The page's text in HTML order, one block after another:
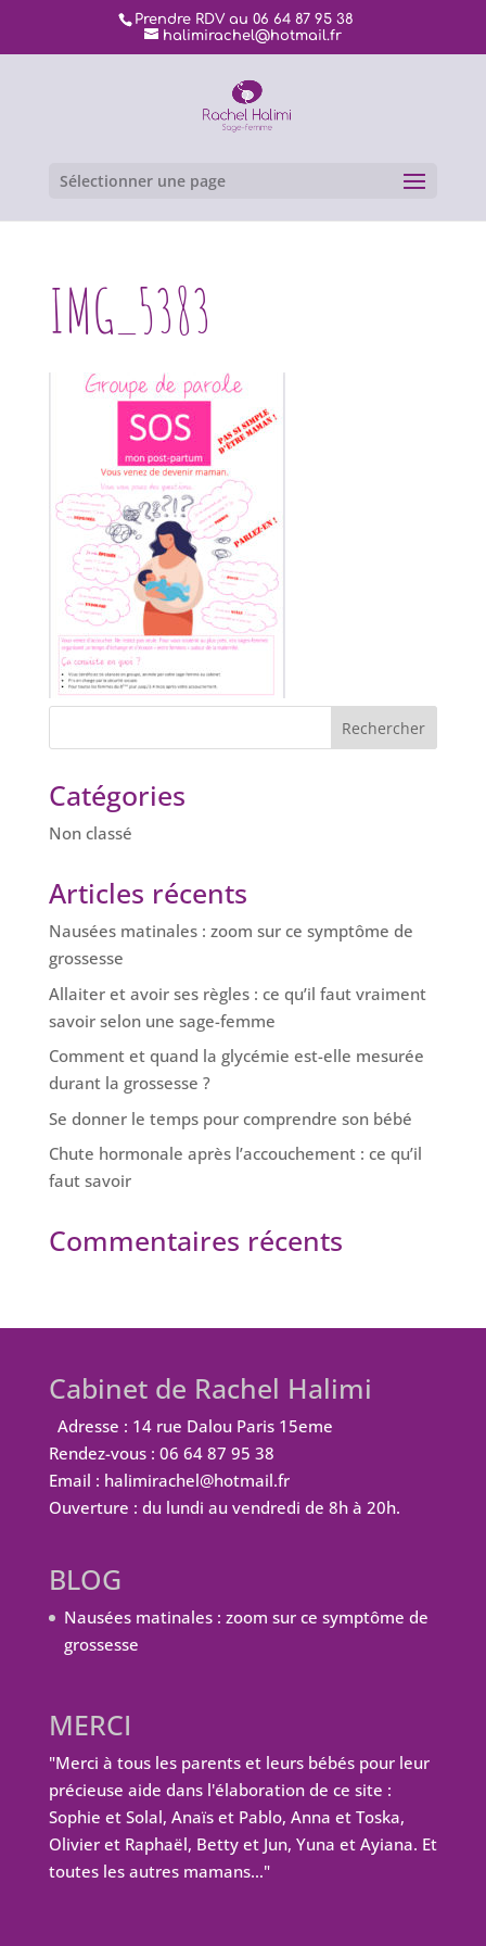
Prendre RDV au 06 64 87 95 38
halimirachel@hotmail.fr
Sélectionner une page
IMG_5383
Catégories
Non classé
Articles récents
Nausées matinales : zoom sur ce symptôme de
grossesse
Allaiter et avoir ses règles : ce qu’il faut vraiment
savoir selon une sage-femme
Comment et quand la glycémie est-elle mesurée
durant la grossesse ?
Se donner le temps pour comprendre son bébé
Chute hormonale après l’accouchement : ce qu’il
faut savoir
Commentaires récents
Cabinet de Rachel Halimi
Adresse : 14 rue Dalou Paris 15eme
Rendez-vous : 06 64 87 95 38
Email : halimirachel@hotmail.fr
Ouverture : du lundi au vendredi de 8h à 20h.
BLOG
Nausées matinales : zoom sur ce symptôme de
grossesse
MERCI
"Merci à tous les parents et leurs bébés pour leur
précieuse aide dans l'élaboration de ce site :
Sophie et Solal, Anaïs et Pablo, Anna et Toska,
Olivier et Raphaël, Betty et Jun, Yuna et Ayiana. Et
toutes les autres mamans…"